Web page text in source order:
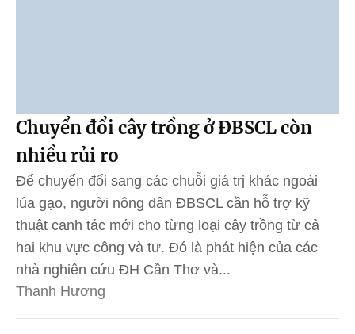
Chuyển đổi cây trồng ở ĐBSCL còn
nhiều rủi ro
Để chuyển đổi sang các chuỗi giá trị khác ngoài
lúa gạo, người nông dân ĐBSCL cần hỗ trợ kỹ
thuật canh tác mới cho từng loại cây trồng từ cả
hai khu vực công và tư. Đó là phát hiện của các
nhà nghiên cứu ĐH Cần Thơ và...
Thanh Hương